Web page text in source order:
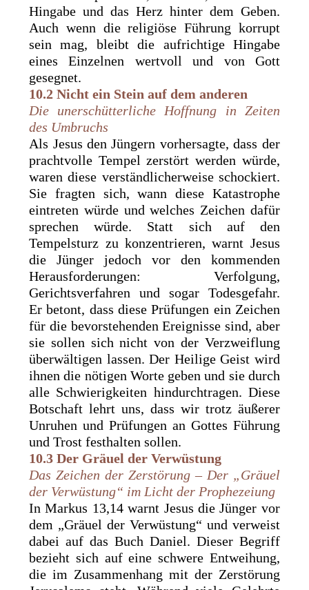
Hingabe und das Herz hinter dem Geben.
Auch wenn die religiöse Führung korrupt
sein mag, bleibt die aufrichtige Hingabe
eines Einzelnen wertvoll und von Gott
gesegnet.
10.2 Nicht ein Stein auf dem anderen
Die unerschütterliche Hoffnung in Zeiten
des Umbruchs
Als Jesus den Jüngern vorhersagte, dass der
prachtvolle Tempel zerstört werden würde,
waren diese verständlicherweise schockiert.
Sie fragten sich, wann diese Katastrophe
eintreten würde und welches Zeichen dafür
sprechen würde. Statt sich auf den
Tempelsturz zu konzentrieren, warnt Jesus
die Jünger jedoch vor den kommenden
Herausforderungen: Verfolgung,
Gerichtsverfahren und sogar Todesgefahr.
Er betont, dass diese Prüfungen ein Zeichen
für die bevorstehenden Ereignisse sind, aber
sie sollen sich nicht von der Verzweiflung
überwältigen lassen. Der Heilige Geist wird
ihnen die nötigen Worte geben und sie durch
alle Schwierigkeiten hindurchtragen. Diese
Botschaft lehrt uns, dass wir trotz äußerer
Unruhen und Prüfungen an Gottes Führung
und Trost festhalten sollen.
10.3 Der Gräuel der Verwüstung
Das Zeichen der Zerstörung – Der „Gräuel
der Verwüstung“ im Licht der Prophezeiung
In Markus 13,14 warnt Jesus die Jünger vor
dem „Gräuel der Verwüstung“ und verweist
dabei auf das Buch Daniel. Dieser Begriff
bezieht sich auf eine schwere Entweihung,
die im Zusammenhang mit der Zerstörung